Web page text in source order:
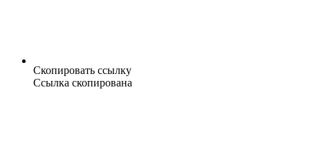
Скопировать ссылку
Ссылка скопирована